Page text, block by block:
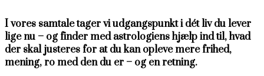
I vores samtale tager vi udgangspunkt i dét liv du lever
lige nu – og finder med astrologiens hjælp ind til, hvad
der skal justeres for at du kan opleve mere frihed,
mening, ro med den du er – og en retning.